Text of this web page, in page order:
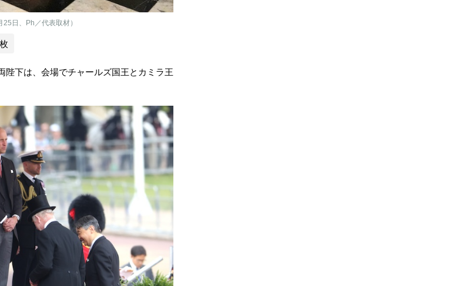
日、Ph／代表取材）
下は、会場でチャールズ国王とカミラ王